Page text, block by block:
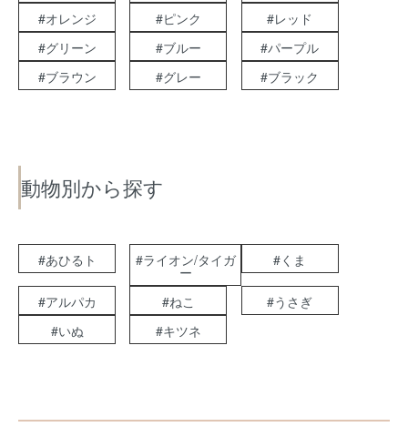
#オレンジ
#ピンク
#レッド
#グリーン
#ブルー
#パープル
#ブラウン
#グレー #ブラック
動物別から探す
#あひるト #ライオン/タイガ
ー
#くま
#アルパカ #ねこ
#うさぎ
#いぬ
#キツネ